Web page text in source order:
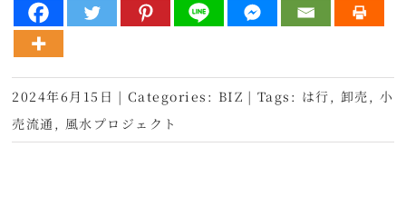
2024年6月15日 | Categories: BIZ | Tags: は行 , 卸売 , 小
売流通 , 風水プロジェクト